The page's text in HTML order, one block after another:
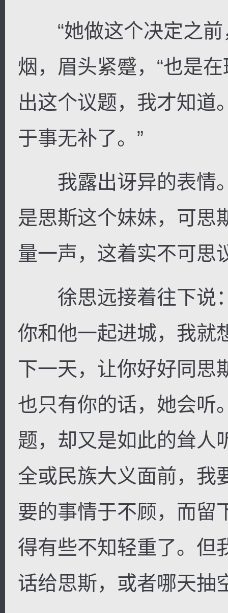
“她做这个决定之前
烟，眉头紧蹙，“也是
出这个议题，我才知道
于事无补了。”
我露出讶异的表情
是思斯这个妹妹，可思
量一声，这着实不可思
徐思远接着往下说：
你和他一起进城，我就
下一天，让你好好同思
也只有你的话，她会听
题，却又是如此的耸人
全或民族大义面前，我
要的事情于不顾，而留
得有些不知轻重了。但
话给思斯，或者哪天抽